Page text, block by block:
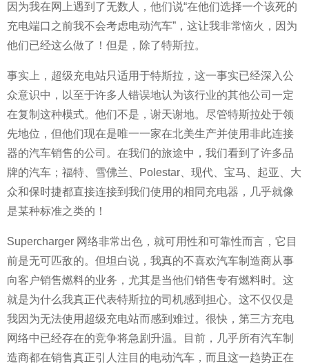
因为我在网上遇到了无数人，他们说“在他们选择一个该死的
充电端口之前我不会考虑电动汽车”，这让我非常恼火，因为
他们已经这么做了！但是，除了特斯拉。
事实上，超级充电站只适用于特斯拉，这一事实已经深入公
众意识中，以至于许多人错误地认为该行业的其他公司一定
在复制这种模式。他们不是，谢天谢地。尽管特斯拉处于领
先地位，但他们现在是唯一一家在北美生产并使用非此连接
器的汽车销售的公司。在我们的旅途中，我们看到了许多品
牌的汽车；福特、雪佛兰、Polestar、现代、宝马、起亚、大
众和保时捷都直接连接到我们使用的相同充电器，几乎就像
是某种标准之类的！
Supercharger 网络非常出色，就可用性和可靠性而言，它目
前是无可匹敌的。但坦白说，我真的不喜欢汽车制造商从事
向客户销售燃料的业务，尤其是当他们销售专有燃料时。这
就是为什么我真正代表特斯拉的司机感到担心。这不仅仅是
我因为无法使用超级充电站而感到难过。很快，第三方充电
网络中已经存在的竞争将急剧升温。目前，几乎所有汽车制
造商都在销售真正引人注目的电动汽车，而且这一趋势正在